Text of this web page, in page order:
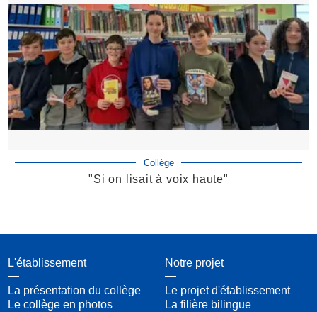
Collège
"Si on lisait à voix haute"
L'établissement
La présentation du collège
Le collège en photos
Notre projet
Le projet d'établissement
La filière bilingue